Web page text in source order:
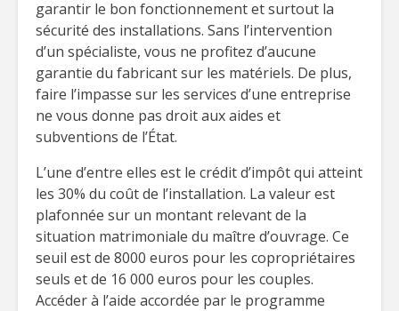
garantir le bon fonctionnement et surtout la
sécurité des installations. Sans l’intervention
d’un spécialiste, vous ne profitez d’aucune
garantie du fabricant sur les matériels. De plus,
faire l’impasse sur les services d’une entreprise
ne vous donne pas droit aux aides et
subventions de l’État.
L’une d’entre elles est le crédit d’impôt qui atteint
les 30% du coût de l’installation. La valeur est
plafonnée sur un montant relevant de la
situation matrimoniale du maître d’ouvrage. Ce
seuil est de 8000 euros pour les copropriétaires
seuls et de 16 000 euros pour les couples.
Accéder à l’aide accordée par le programme